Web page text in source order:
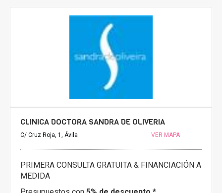
CLINICA DOCTORA SANDRA DE OLIVERIA
C/ Cruz Roja, 1, Ávila VER MAPA
PRIMERA CONSULTA GRATUITA & FINANCIACIÓN A
MEDIDA